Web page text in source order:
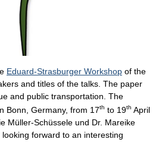
Eduard-Strasburger Workshop of the
and titles of the talks. The paper
and public transportation. The
Bonn, Germany, from 17th to 19th April
Müller-Schüssele und Dr. Mareike
forward to an interesting